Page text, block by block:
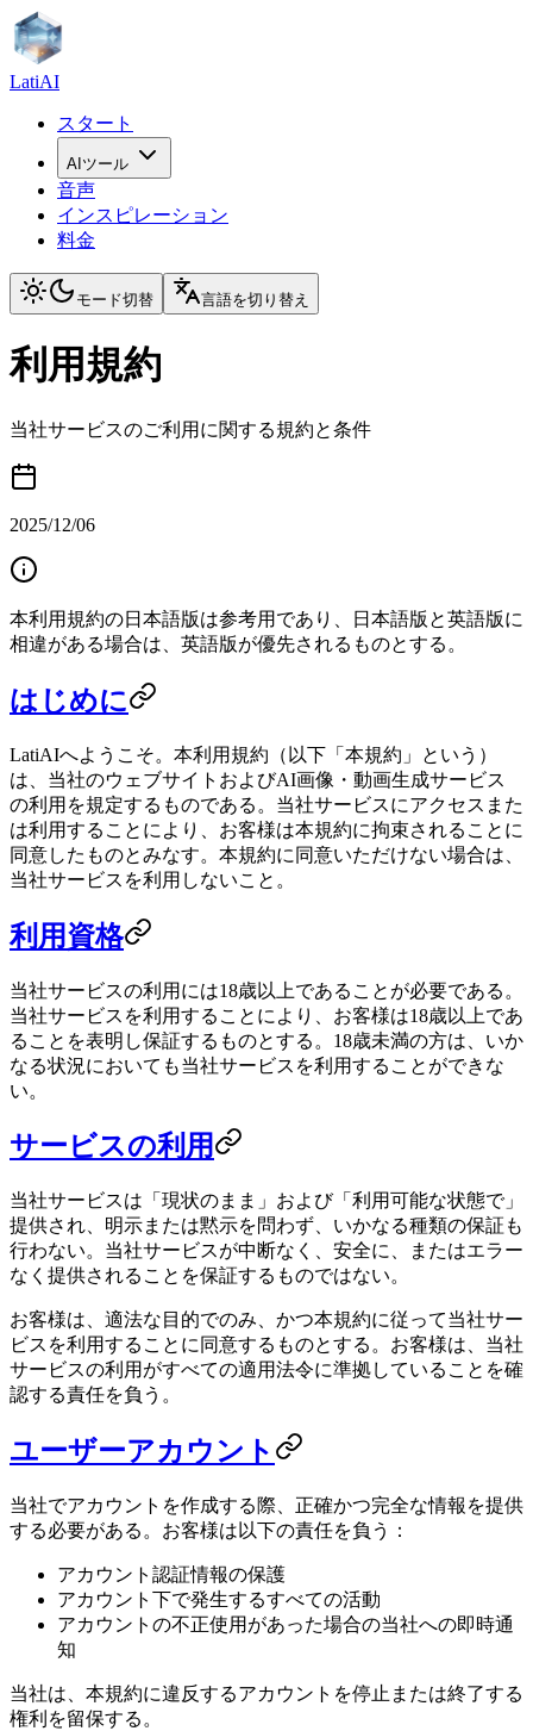
LatiAI
スタート
AIツール
音声
インスピレーション
料金
モード切替 言語を切り替え
利用規約
当社サービスのご利用に関する規約と条件
2025/12/06
本利用規約の日本語版は参考用であり、日本語版と英語版に
相違がある場合は、英語版が優先されるものとする。
はじめに
LatiAIへようこそ。本利用規約（以下「本規約」という）
は、当社のウェブサイトおよびAI画像・動画生成サービス
の利用を規定するものである。当社サービスにアクセスまた
は利用することにより、お客様は本規約に拘束されることに
同意したものとみなす。本規約に同意いただけない場合は、
当社サービスを利用しないこと。
利用資格
当社サービスの利用には18歳以上であることが必要である。
当社サービスを利用することにより、お客様は18歳以上であ
ることを表明し保証するものとする。18歳未満の方は、いか
なる状況においても当社サービスを利用することができな
い。
サービスの利用
当社サービスは「現状のまま」および「利用可能な状態で」
提供され、明示または黙示を問わず、いかなる種類の保証も
行わない。当社サービスが中断なく、安全に、またはエラー
なく提供されることを保証するものではない。
お客様は、適法な目的でのみ、かつ本規約に従って当社サー
ビスを利用することに同意するものとする。お客様は、当社
サービスの利用がすべての適用法令に準拠していることを確
認する責任を負う。
ユーザーアカウント
当社でアカウントを作成する際、正確かつ完全な情報を提供
する必要がある。お客様は以下の責任を負う：
アカウント認証情報の保護
アカウント下で発生するすべての活動
アカウントの不正使用があった場合の当社への即時通
知
当社は、本規約に違反するアカウントを停止または終了する
権利を留保する。